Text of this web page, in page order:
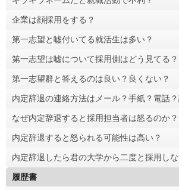
企業は顔採用をする？
第一志望と嘘付いてる就活生は多い？
第一志望は嘘について採用側はどう見てる？
第一志望群と答えるのは良い？良くない？
内定辞退の連絡方法はメール？手紙？電話？
なぜ内定辞退すると採用担当者は怒るのか？
内定辞退すると怒られる可能性は高い？
内定辞退したら君の大学から二度と採用し
履歴書